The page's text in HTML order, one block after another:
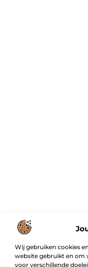
Wij gebruiken cookies
website gebruikt en om
voor verschillende